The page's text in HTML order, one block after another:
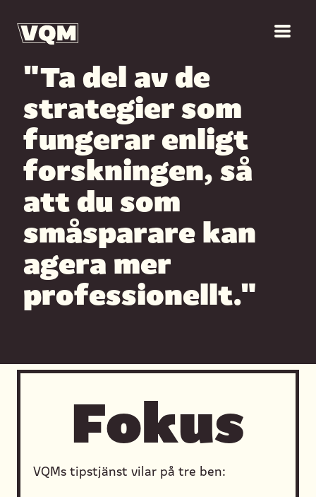
Fokus
VQMs tipstjänst vilar på tre ben:
"Ta del av de
strategier som
fungerar enligt
forskningen, så
att du som
småsparare kan
agera mer
professionellt."